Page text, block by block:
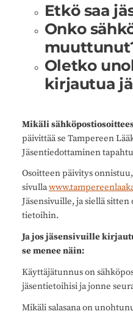
Etkö saa
Onko
Oletko
kirjautua
Mikäli
päivittää se Tampereen
Jäsentiedottaminen
Osoitteen päivitys
sivulla
Jäsensivuille, ja siellä
tietoihin.
Ja jos jäsensivuille
se menee näin:
Käyttäjätunnus on
jäsentietoihisi ja jonne
Mikäli salasana on